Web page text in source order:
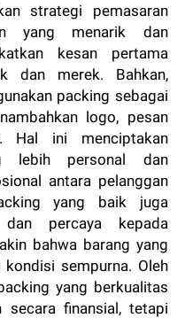
strategi pemasaran
yang menarik dan
kesan pertama
dan merek. Bahkan,
packing sebagai
logo, pesan
Hal ini menciptakan
lebih personal dan
antara pelanggan
yang baik juga
percaya kepada
bahwa barang yang
sempurna. Oleh
yang berkualitas
secara finansial, tetapi